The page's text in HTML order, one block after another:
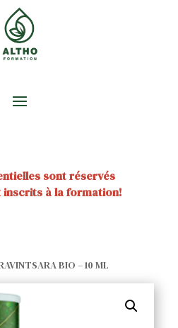
sont réservés
inscrits à la formation!
BIO – 10 ML